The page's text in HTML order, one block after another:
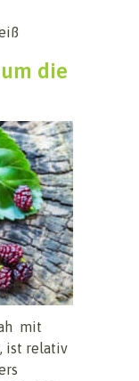
die
mit
ist relativ